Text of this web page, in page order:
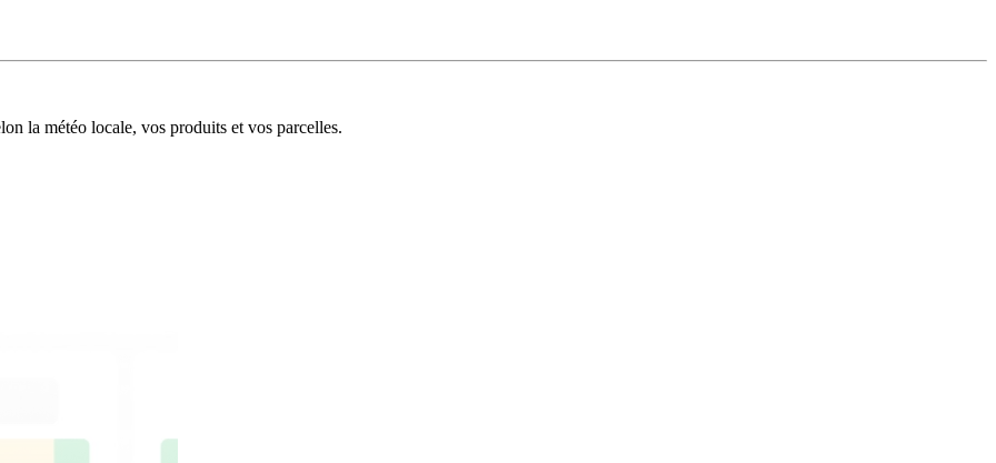
la météo locale, vos produits et vos parcelles.